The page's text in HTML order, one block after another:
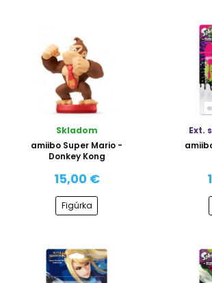
Skladom
amiibo Super Mario -
Donkey Kong
15,00 €
Figúrka
Ext.